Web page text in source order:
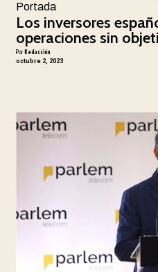
Portada
Los inversores
operaciones sin
PorRedacción
octubre 2, 2023